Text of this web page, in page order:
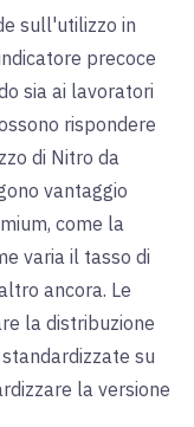
sull'utilizzo in
precoce
sia ai lavoratori
rispondere
di Nitro da
vantaggio
come la
varia il tasso di
ancora. Le
la distribuzione
su
la versione